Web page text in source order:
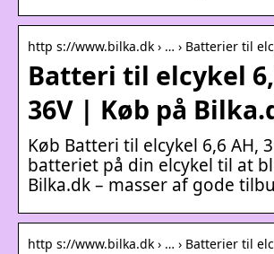
http s://www.bilka.dk › … › Batterier til
Batteri til elcykel
36V | Køb på
Køb Batteri til elcykel 6,6 AH,
batteriet på din elcykel til at
Bilka.dk – masser af gode
http s://www.bilka.dk › … › Batterier til